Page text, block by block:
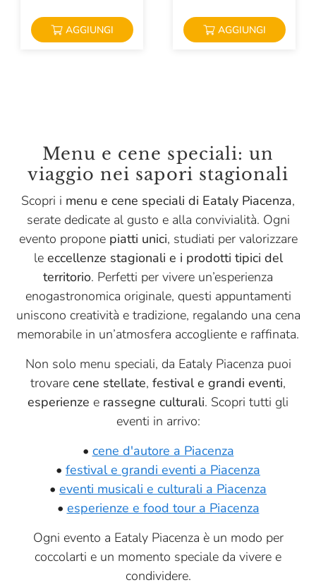
AGGIUNGI AGGIUNGI
Menu e cene speciali: un
viaggio nei sapori stagionali
Scopri i menu e cene speciali di Eataly Piacenza,
serate dedicate al gusto e alla convivialità. Ogni
evento propone piatti unici, studiati per valorizzare
le eccellenze stagionali e i prodotti tipici del
territorio. Perfetti per vivere un’esperienza
enogastronomica originale, questi appuntamenti
uniscono creatività e tradizione, regalando una cena
memorabile in un’atmosfera accogliente e raffinata.
Non solo menu speciali, da Eataly Piacenza puoi
trovare cene stellate, festival e grandi eventi,
esperienze e rassegne culturali. Scopri tutti gli
eventi in arrivo:
• cene d'autore a Piacenza
• festival e grandi eventi a Piacenza
• eventi musicali e culturali a Piacenza
• esperienze e food tour a Piacenza
Ogni evento a Eataly Piacenza è un modo per
coccolarti e un momento speciale da vivere e
condividere.